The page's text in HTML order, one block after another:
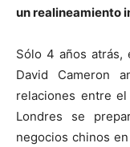
un realineamiento
Sólo 4 años atrás,
David Cameron
relaciones entre
Londres se
negocios chinos